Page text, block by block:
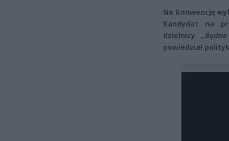
Na konwencję
Kandydat na
dzielnicy.
powiedział